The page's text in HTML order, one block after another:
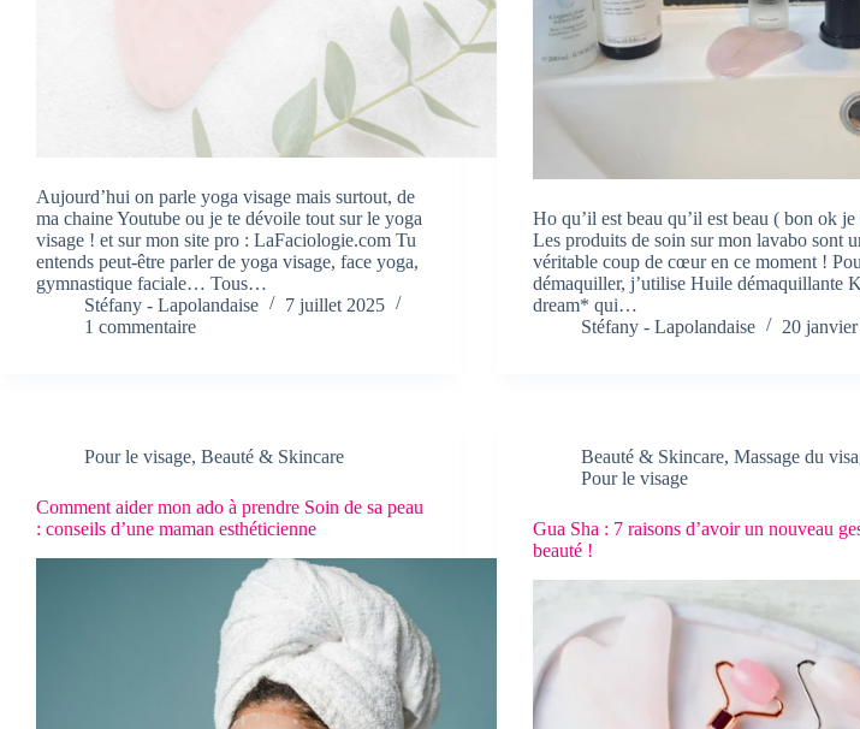
Aujourd’hui on parle yoga visage mais surtout, de
ma chaine Youtube ou je te dévoile tout sur le yoga
visage ! et sur mon site pro : LaFaciologie.com Tu
entends peut-être parler de yoga visage, face yoga,
gymnastique faciale… Tous…
Stéfany - Lapolandaise
7 juillet 2025
1 commentaire
Ho qu’il est beau qu’il est beau ( bon ok
Les produits de soin sur mon lavabo sont
véritable coup de cœur en ce moment !
démaquiller, j’utilise Huile démaquillante
dream* qui…
Stéfany - Lapolandaise
20
Pour le visage, Beauté & Skincare
Comment aider mon ado à prendre Soin de sa peau
: conseils d’une maman esthéticienne
Beauté & Skincare,Massage du
Pour le visage
Gua Sha : 7 raisons d’avoir un nouveau
beauté !